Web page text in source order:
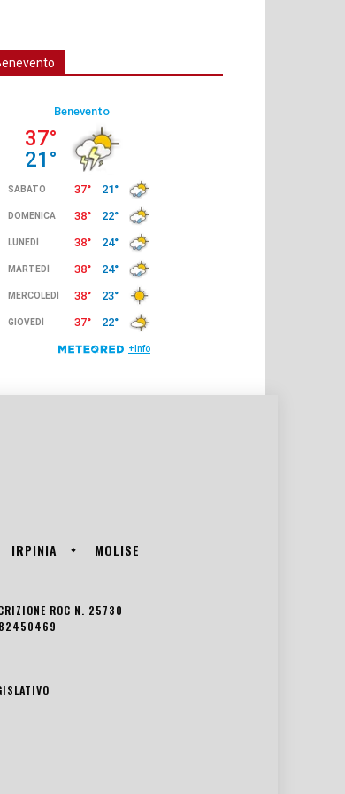
IRPINIA MOLISE
ROC N. 25730